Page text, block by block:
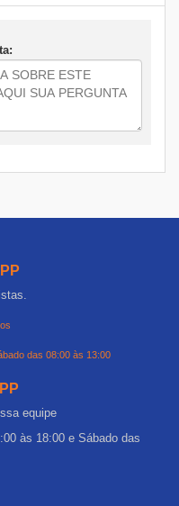
das 08:00 às 13:00
equipe
às 18:00 e Sábado das